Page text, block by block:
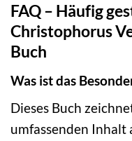
FAQ – Häufig
Christophorus
Buch
Was ist das
Dieses Buch
umfassenden Inhalt